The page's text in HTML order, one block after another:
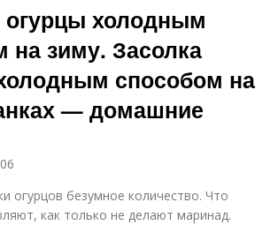
холодным
на зиму. Засолка
способом на
— домашние
огурцов безумное количество. Что
как только не делают маринад.